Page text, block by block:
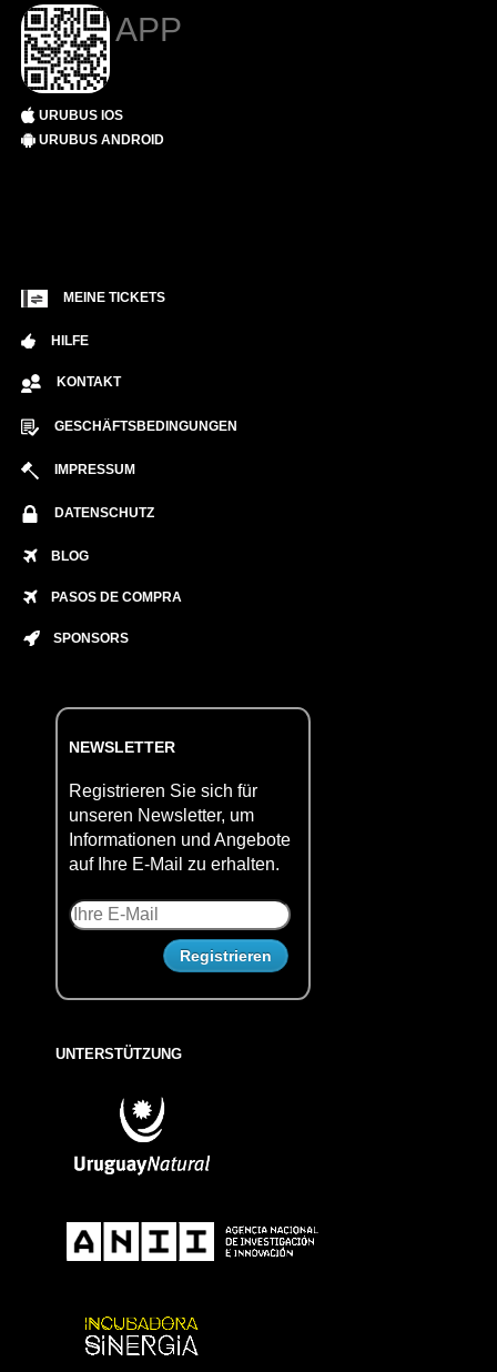
APP
URUBUS IOS
URUBUS ANDROID
MEINE TICKETS
HILFE
KONTAKT
GESCHÄFTSBEDINGUNGEN
IMPRESSUM
DATENSCHUTZ
BLOG
PASOS DE COMPRA
SPONSORS
NEWSLETTER
Registrieren Sie sich für
unseren Newsletter, um
Informationen und Angebote
auf Ihre E-Mail zu erhalten.
UNTERSTÜTZUNG